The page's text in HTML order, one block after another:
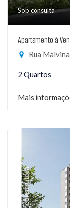
Sob consulta
Apartamento à
Rua Malvina
2 Quartos
Mais